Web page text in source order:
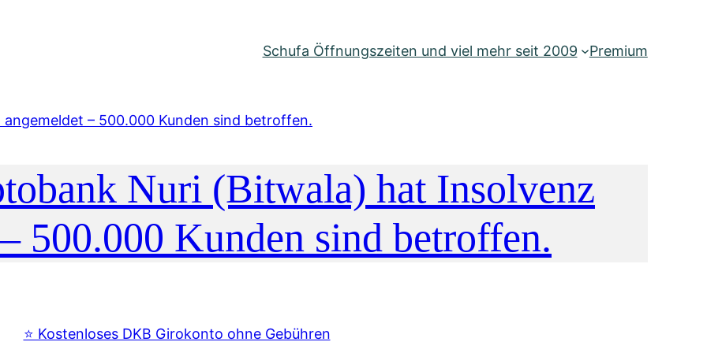
Schufa Öffnungszeiten und viel mehr seit 2009 Premium
Nuri (Bitwala) hat Insolvenz
500.000 Kunden sind betroffen.
⭐️ Kostenloses DKB Girokonto ohne Gebühren